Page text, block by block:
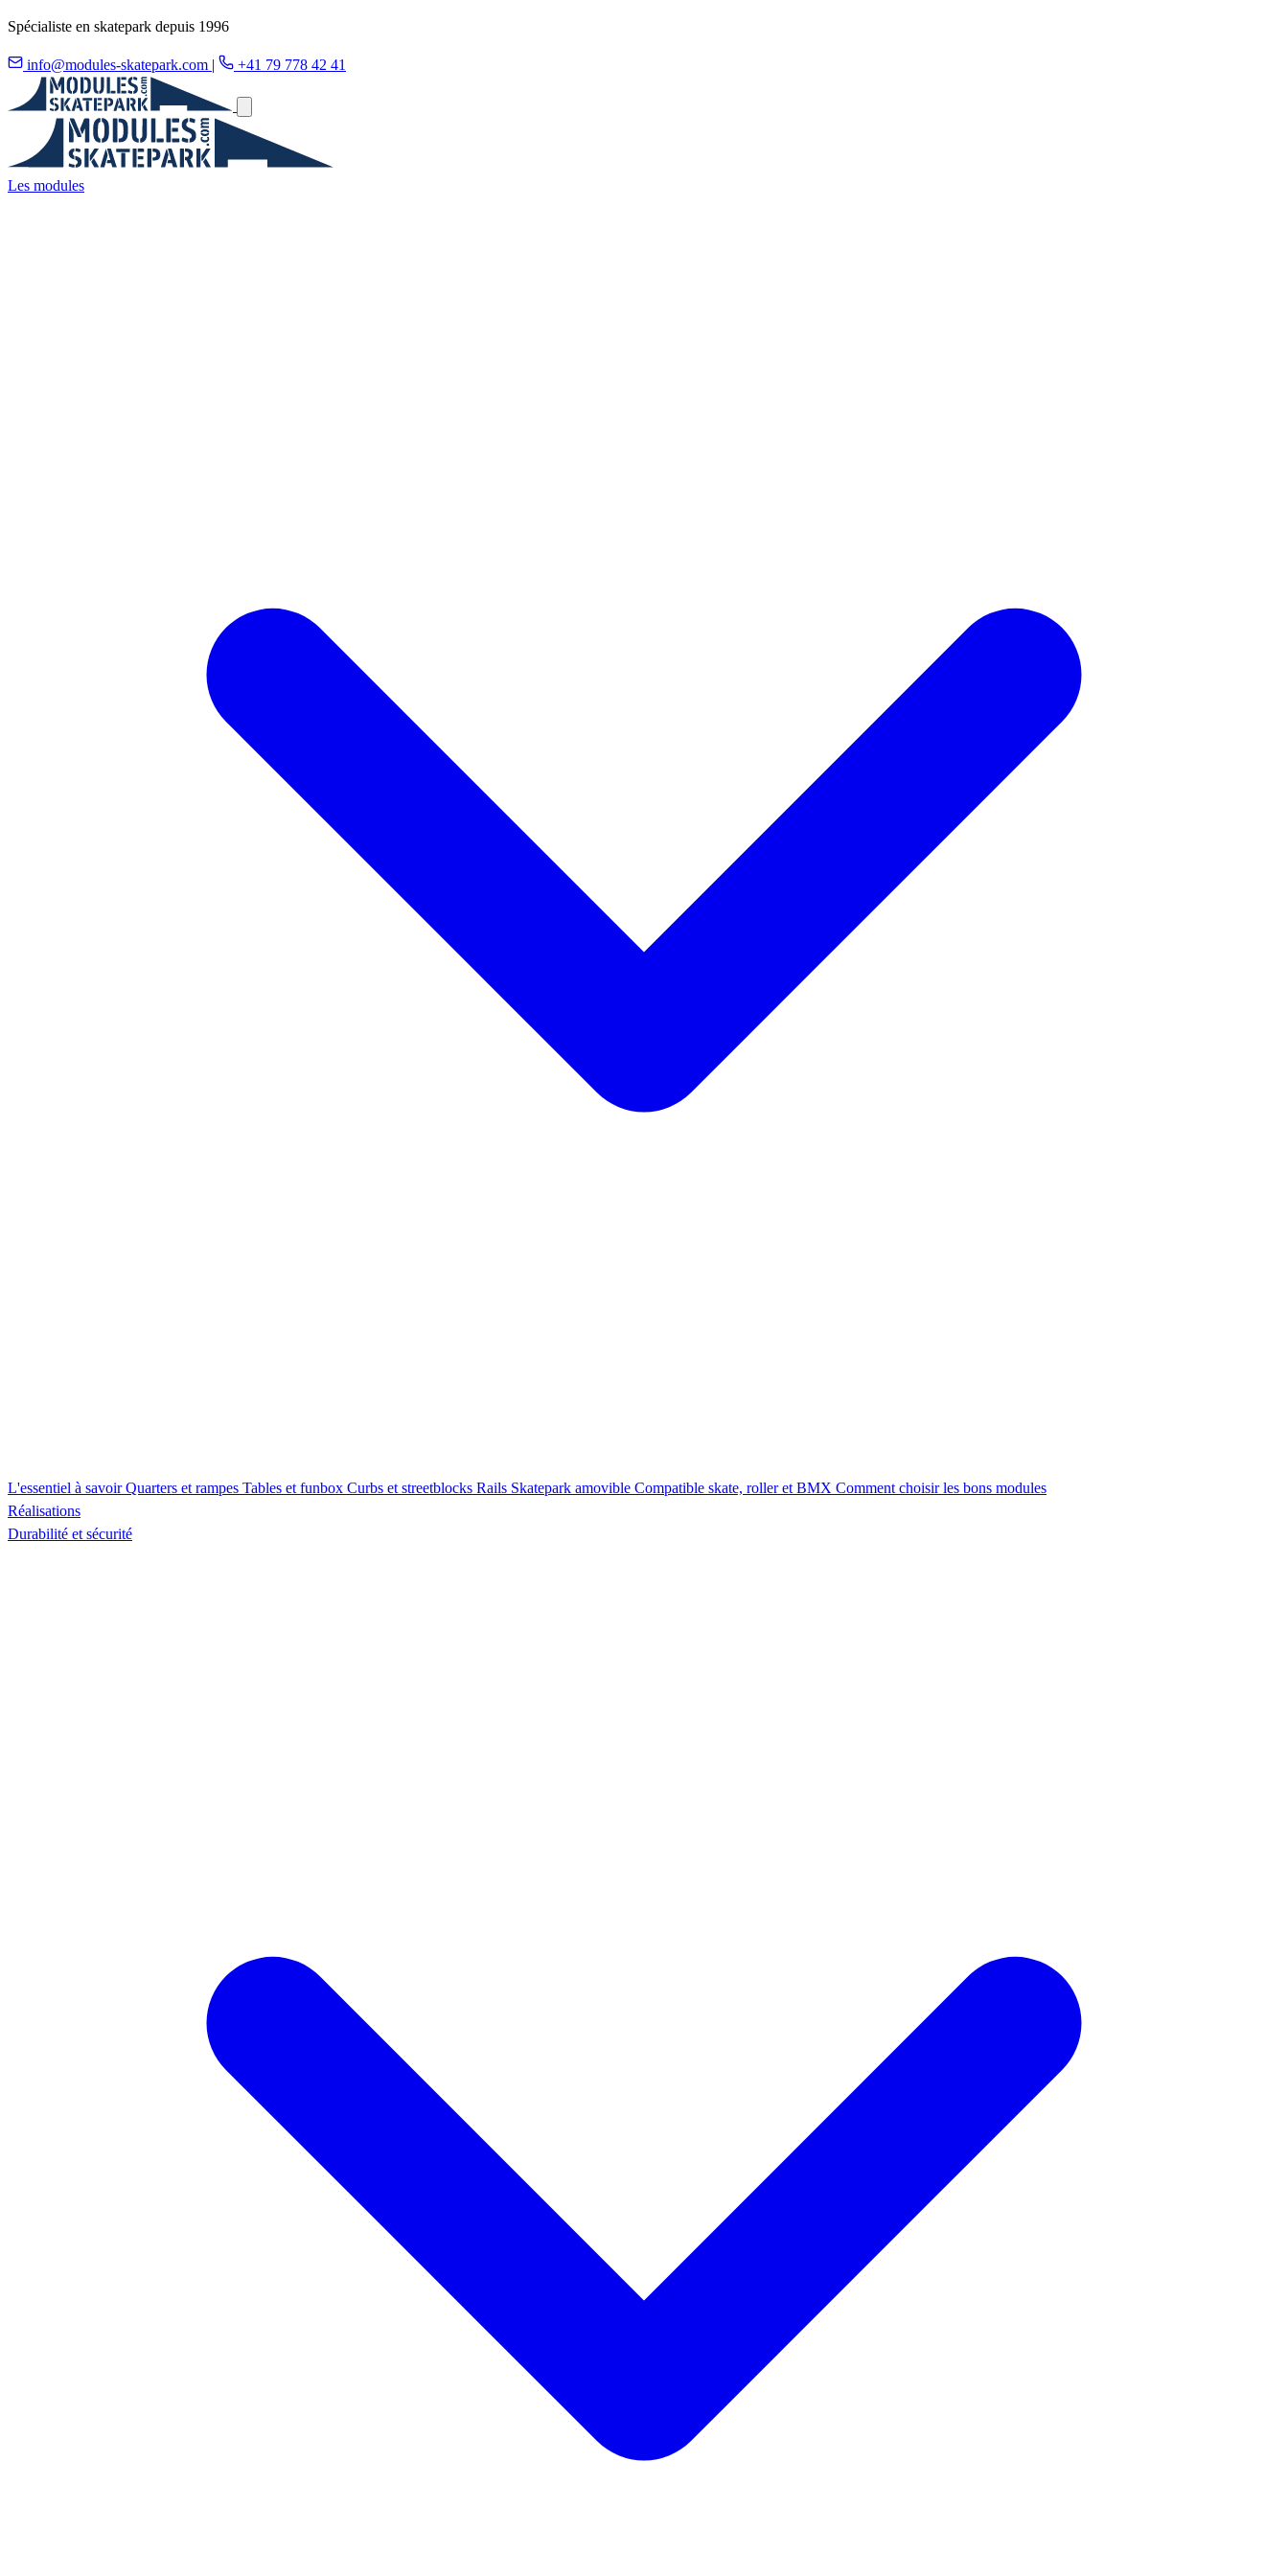
Spécialiste en skatepark depuis 1996
info@modules-skatepark.com | +41 79 778 42 41
Les modules
L'essentiel à savoirQuarters et rampes Tables et funbox Curbs et streetblocks Rails Skatepark amovible Compatible skate, roller et BMX Comment choisir les bons modules
Réalisations
Durabilité et sécurité